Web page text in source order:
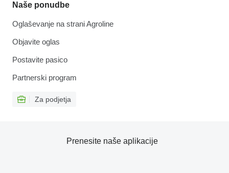
Naše ponudbe
Oglaševanje na strani Agroline
Objavite oglas
Postavite pasico
Partnerski program
Za podjetja
Prenesite naše aplikacije